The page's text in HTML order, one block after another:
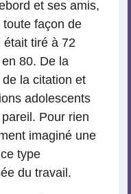
et ses amis,
façon de
était tiré à 72
80. De la
de la citation et
adolescents
Pour rien
imaginé une
type
du travail.